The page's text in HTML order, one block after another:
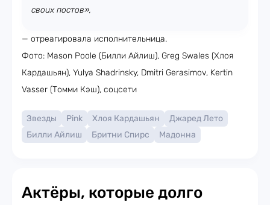
своих постов»,
— отреагировала исполнительница.
Фото: Mason Poole (Билли Айлиш), Greg Swales (Хлоя
Кардашьян), Yulya Shadrinsky, Dmitri Gerasimov, Kertin
Vasser (Томми Кэш), соцсети
Звезды Pink Хлоя Кардашьян
Джаред Лето
Билли Айлиш
Бритни Спирс Мадонна
Актёры, которые долго